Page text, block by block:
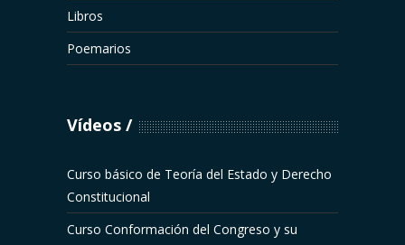
Libros
Poemarios
Vídeos
Curso básico de Teoría del Estado y Derecho
Constitucional
Curso Conformación del Congreso y su